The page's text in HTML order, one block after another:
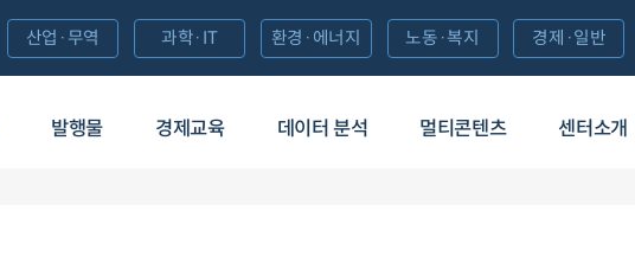
발행물 경제교육 데이터 분석 멀티콘텐츠 센터소개
산업·무역 과학·IT 환경·에너지 노동·복지 경제·일반